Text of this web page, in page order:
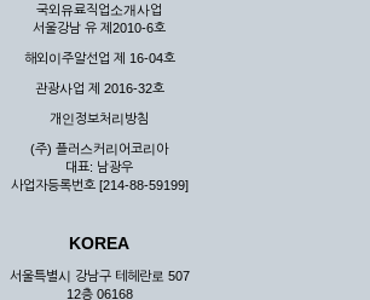
국외유료직업소개사업
서울강남 유 제2010-6호
해외이주알선업 제 16-04호
관광사업 제 2016-32호
개인정보처리방침
(주) 플러스커리어코리아
대표: 남광우
사업자등록번호 [214-88-59199]
KOREA
서울특별시 강남구 테헤란로 507
12층 06168